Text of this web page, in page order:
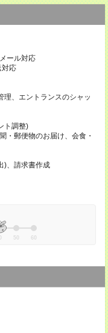
ール対応
対応
理、エントランスのシャッ
ト調整)
・郵便物のお届け、会食・
)、請求書作成
50 60